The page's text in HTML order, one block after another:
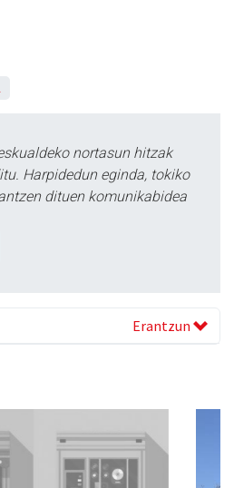
nortasun hitzak
Harpidedun eginda, tokiko
dituen komunikabidea
Erantzun